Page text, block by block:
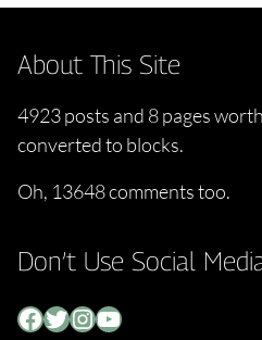
About This Site
4923 posts and 8 pages
converted to blocks.
Oh, 13648 comments too.
Don’t Use Social
Facebook Twitter InstagramYouTube